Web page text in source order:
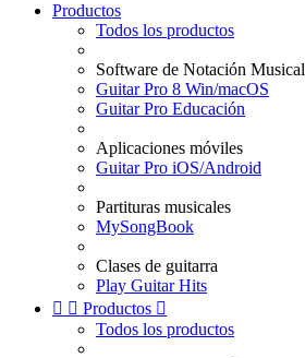
Productos
Todos los productos
Software de Notación Musical
Guitar Pro 8 Win/macOS
Guitar Pro Educación
Aplicaciones móviles
Guitar Pro iOS/Android
Partituras musicales
MySongBook
Clases de guitarra
Play Guitar Hits
  Productos 
Todos los productos